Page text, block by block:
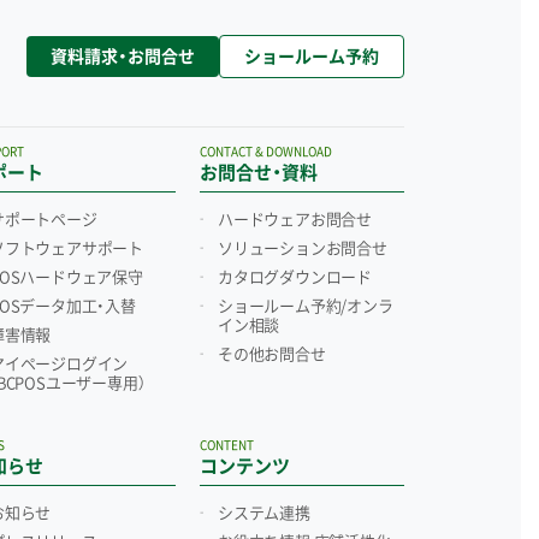
資料請求・お問合せ ショールーム予約
ート
ポートページ
フトウェアサポート
ハードウェア保守
データ加工・入替
害情報
イページログイン
BCPOSユーザー専用）
らせ
知らせ
お問合せ・資料
CONTACT & DOWNLOAD
ハードウェアお問合せ
ソリューションお問合せ
カタログダウンロード
ショールーム予約/オンラ
イン相談
その他お問合せ
コンテンツ
CONTENT
システム連携